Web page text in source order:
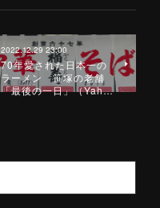
2022.12.29 23:00
70年愛された日本一の
ラーメン 笹塚の老舗
「最後の一日」（Yah…